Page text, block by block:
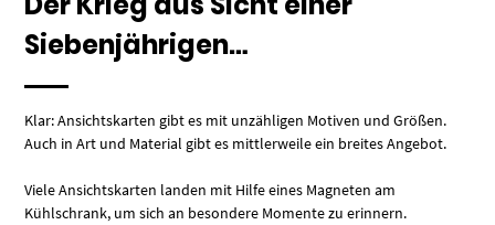
Siebenjährigen…
Klar: Ansichtskarten gibt es mit unzähligen Motiven und Größen.
Auch in Art und Material gibt es mittlerweile ein breites Angebot.
Viele Ansichtskarten landen mit Hilfe eines Magneten am
Kühlschrank, um sich an besondere Momente zu erinnern.